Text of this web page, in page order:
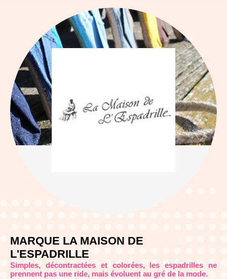
MARQUE LA MAISON DE
L'ESPADRILLE
Simples, décontractées et colorées, les espadrilles ne
prennent pas une ride, mais évoluent au gré de la mode.